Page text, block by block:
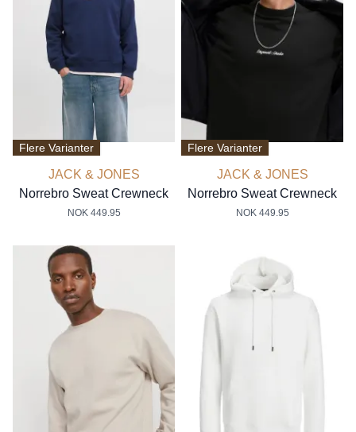
Flere Varianter
JACK & JONES
Norrebro Sweat Crewneck
NOK 449.95
Flere Varianter
JACK & JONES
Norrebro Sweat Crewneck
NOK 449.95